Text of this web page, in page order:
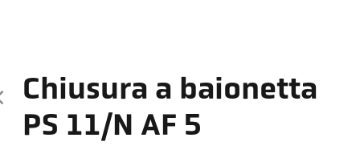
Chiusura a baionetta
PS 11/N AF 5